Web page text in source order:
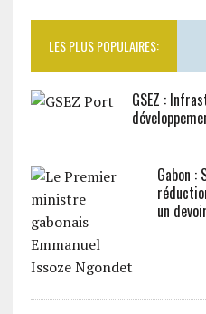
LES PLUS POPULAIRES:
GSEZ :
Gabon :
un